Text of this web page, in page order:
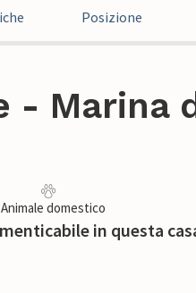
Posizione
- Marina
Animale domestico
in questa